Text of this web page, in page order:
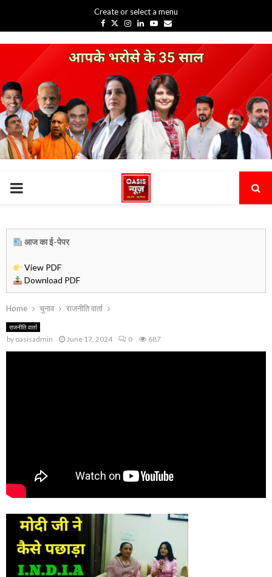
Create or select a menu
Facebook
TwitterInstagram
Linkedin
Youtube
Email
PRIMARY
Home चुनाव राजनीति वार्ता
राजनीति वार्ता
by oasisadmin June 17, 2024 0 687
आज का ई-पेपर
View PDF
Download PDF